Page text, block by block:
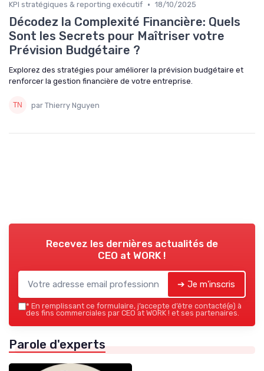
KPI stratégiques & reporting exécutif • 18/10/2025
Décodez la Complexité Financière: Quels
Sont les Secrets pour Maîtriser votre
Prévision Budgétaire ?
Explorez des stratégies pour améliorer la prévision budgétaire et
renforcer la gestion financière de votre entreprise.
par Thierry Nguyen
Recevez les dernières actualités de
CEO at WORK !
➔ Je m'inscris
* En remplissant ce formulaire, j’accepte d’être contacté(e) à
des fins commerciales par CEO at WORK ! et ses partenaires.
Parole d'experts